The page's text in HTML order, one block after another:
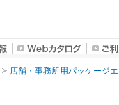
店舗・事務所用パッケージ